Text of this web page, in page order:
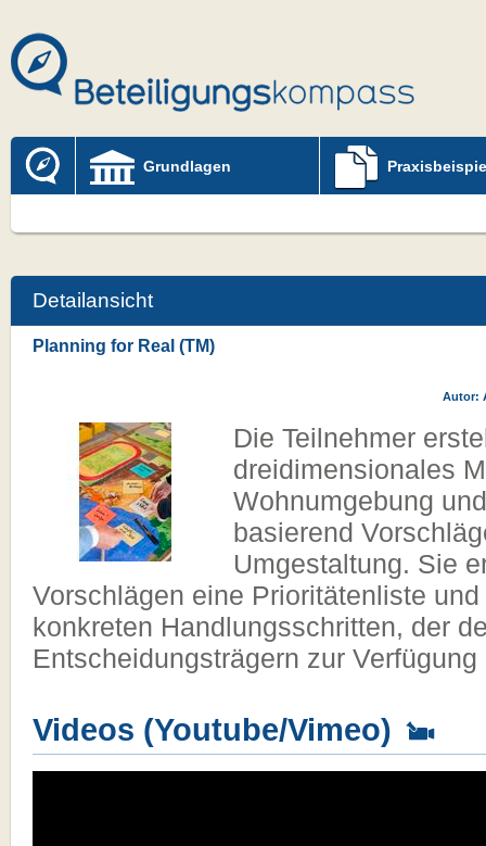
Grundlagen
Detailansicht
Planning for Real (TM)
Autor:
Die Teilnehmer
dreidimensionales
Wohnumgebung
basierend
Umgestaltung. Sie
Vorschlägen eine Prioritätenliste
konkreten Handlungsschritten, der
Entscheidungsträgern zur
Videos (Youtube/Vimeo)